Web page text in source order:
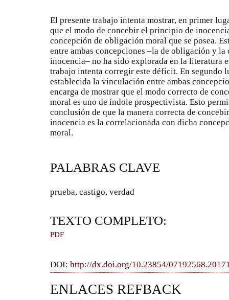
El presente trabajo intenta mostrar, en primer
que el modo de concebir el principio de
concepción de obligación moral que se posea.
entre ambas concepciones –la de obligación y
inocencia– no ha sido explorada en la literatura
trabajo intenta corregir este déficit. En segundo
establecida la vinculación entre ambas
encarga de mostrar que el modo correcto de
moral es uno de índole prospectivista. Esto
conclusión de que la manera correcta de
inocencia es la correlacionada con dicha
moral.
PALABRAS CLAVE
prueba, castigo, verdad
TEXTO COMPLETO:
PDF
DOI: http://dx.doi.org/10.23854/
ENLACES REFBACK